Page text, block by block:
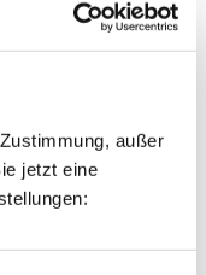
außer
jetzt eine
für